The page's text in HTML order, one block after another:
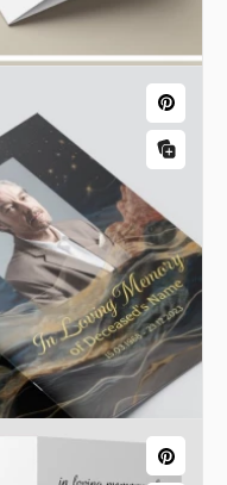
querido com o
de Funeral
Igreja